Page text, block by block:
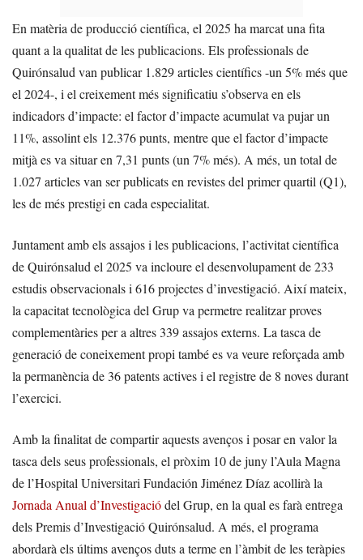
En matèria de producció científica, el 2025 ha marcat una fita
quant a la qualitat de les publicacions. Els professionals de
Quirónsalud van publicar 1.829 articles científics -un 5% més que
el 2024-, i el creixement més significatiu s’observa en els
indicadors d’impacte: el factor d’impacte acumulat va pujar un
11%, assolint els 12.376 punts, mentre que el factor d’impacte
mitjà es va situar en 7,31 punts (un 7% més). A més, un total de
1.027 articles van ser publicats en revistes del primer quartil (Q1),
les de més prestigi en cada especialitat.
Juntament amb els assajos i les publicacions, l’activitat científica
de Quirónsalud el 2025 va incloure el desenvolupament de 233
estudis observacionals i 616 projectes d’investigació. Així mateix,
la capacitat tecnològica del Grup va permetre realitzar proves
complementàries per a altres 339 assajos externs. La tasca de
generació de coneixement propi també es va veure reforçada amb
la permanència de 36 patents actives i el registre de 8 noves durant
l’exercici.
Amb la finalitat de compartir aquests avenços i posar en valor la
tasca dels seus professionals, el pròxim 10 de juny l’Aula Magna
de l’Hospital Universitari Fundación Jiménez Díaz acollirà la
Jornada Anual d’Investigaciódel Grup, en la qual es farà entrega
dels Premis d’Investigació Quirónsalud. A més, el programa
abordarà els últims avenços duts a terme en l’àmbit de les teràpies